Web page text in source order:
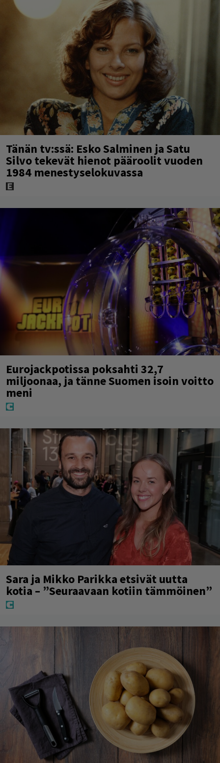
Tänän tv:ssä: Esko Salminen ja Satu
Silvo tekevät hienot pääroolit vuoden
1984 menestyselokuvassa
Eurojackpotissa poksahti 32,7
miljoonaa, ja tänne Suomen isoin voitto
meni
Sara ja Mikko Parikka etsivät uutta
kotia – ”Seuraavaan kotiin tämmöinen”